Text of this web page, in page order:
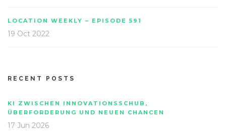
LOCATION WEEKLY – EPISODE 591
19 Oct 2022
RECENT POSTS
KI ZWISCHEN INNOVATIONSSCHUB,
ÜBERFORDERUNG UND NEUEN CHANCEN
17 Jun 2026